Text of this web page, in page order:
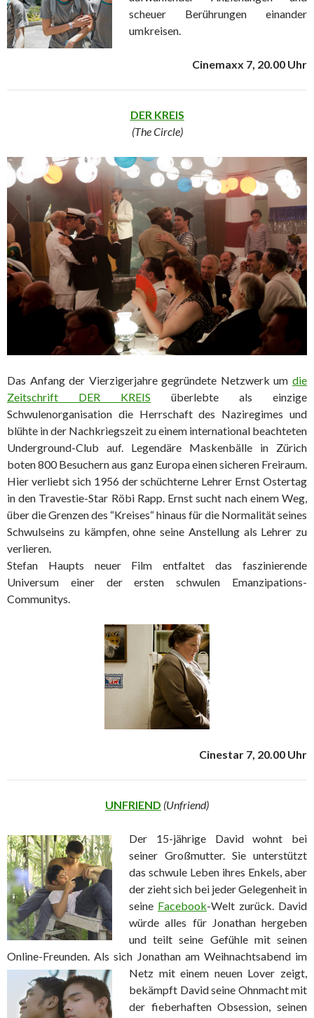
scheuer Berührungen einander
umkreisen.
Cinemaxx 7, 20.00 Uhr
DER KREIS
(The Circle)
Das Anfang der Vierzigerjahre gegründete Netzwerk um die
Zeitschrift DER KREIS überlebte als einzige
Schwulenorganisation die Herrschaft des Naziregimes und
blühte in der Nachkriegszeit zu einem international beachteten
Underground-Club auf. Legendäre Maskenbälle in Zürich
boten 800 Besuchern aus ganz Europa einen sicheren Freiraum.
Hier verliebt sich 1956 der schüchterne Lehrer Ernst Ostertag
in den Travestie-Star Röbi Rapp. Ernst sucht nach einem Weg,
über die Grenzen des “Kreises“ hinaus für die Normalität seines
Schwulseins zu kämpfen, ohne seine Anstellung als Lehrer zu
verlieren.
Stefan Haupts neuer Film entfaltet das faszinierende
Universum einer der ersten schwulen Emanzipations-
Communitys.
Cinestar 7, 20.00 Uhr
UNFRIEND (Unfriend)
Der 15-jährige David wohnt bei
seiner Großmutter. Sie unterstützt
das schwule Leben ihres Enkels, aber
der zieht sich bei jeder Gelegenheit in
seine Facebook-Welt zurück. David
würde alles für Jonathan hergeben
und teilt seine Gefühle mit seinen
Online-Freunden. Als sich Jonathan am Weihnachtsabend im
Netz mit einem neuen Lover zeigt,
bekämpft David seine Ohnmacht mit
der fieberhaften Obsession, seinen